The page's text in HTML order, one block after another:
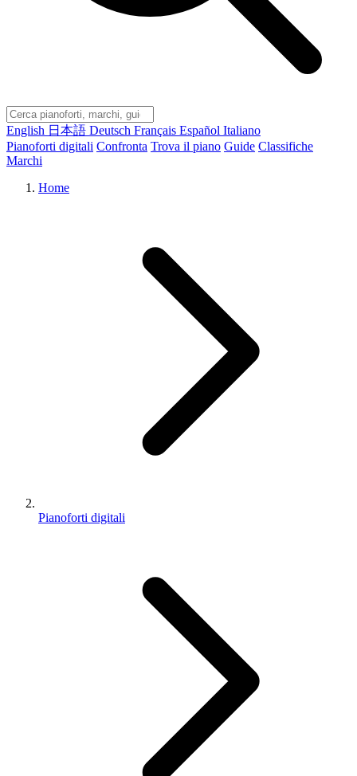
English 日本語 Deutsch Français Español Italiano
Pianoforti digitali Confronta Trova il piano Guide Classifiche
Marchi
Home
Pianoforti digitali